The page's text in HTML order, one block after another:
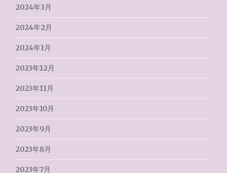
2024年3月
2024年2月
2024年1月
2023年12月
2023年11月
2023年10月
2023年9月
2023年8月
2023年7月